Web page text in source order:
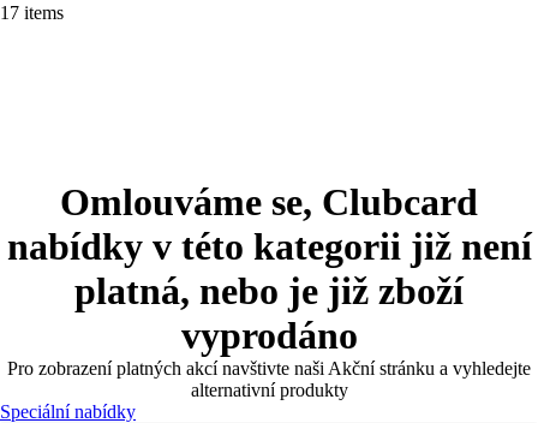
17 items
Omlouváme se, Clubcard
nabídky v této kategorii již není
platná, nebo je již zboží
vyprodáno
Pro zobrazení platných akcí navštivte naši Akční stránku a vyhledejte
alternativní produkty
Speciální nabídky